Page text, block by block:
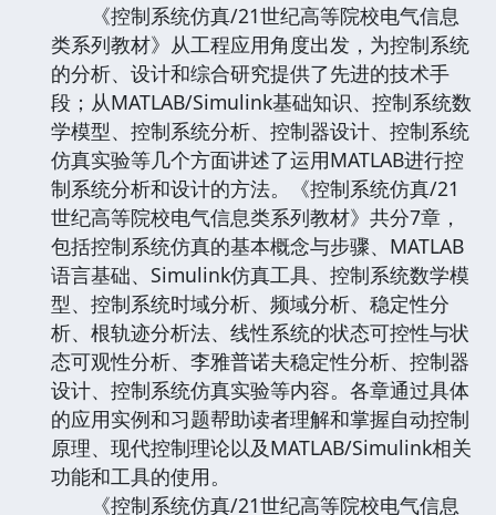
《控制系统仿真/21世纪高等院校电气信息
类系列教材》从工程应用角度出发，为控制系统
的分析、设计和综合研究提供了先进的技术手
段；从MATLAB/Simulink基础知识、控制系统数
学模型、控制系统分析、控制器设计、控制系统
仿真实验等几个方面讲述了运用MATLAB进行控
制系统分析和设计的方法。《控制系统仿真/21
世纪高等院校电气信息类系列教材》共分7章，
包括控制系统仿真的基本概念与步骤、MATLAB
语言基础、Simulink仿真工具、控制系统数学模
型、控制系统时域分析、频域分析、稳定性分
析、根轨迹分析法、线性系统的状态可控性与状
态可观性分析、李雅普诺夫稳定性分析、控制器
设计、控制系统仿真实验等内容。各章通过具体
的应用实例和习题帮助读者理解和掌握自动控制
原理、现代控制理论以及MATLAB/Simulink相关
功能和工具的使用。
《控制系统仿真/21世纪高等院校电气信息